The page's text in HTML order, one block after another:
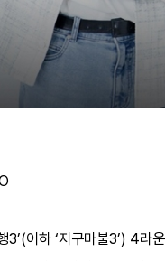
3’(이하 ‘지구마불3’) 4